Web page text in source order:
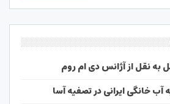
به نقل از آژانس دی ام روم
خانگی ایرانی در تصفیه آسا